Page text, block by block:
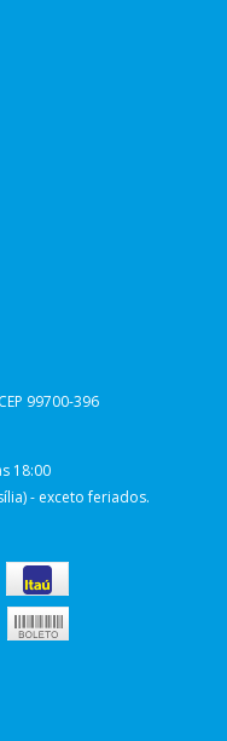
99700-396
18:00
- exceto feriados.